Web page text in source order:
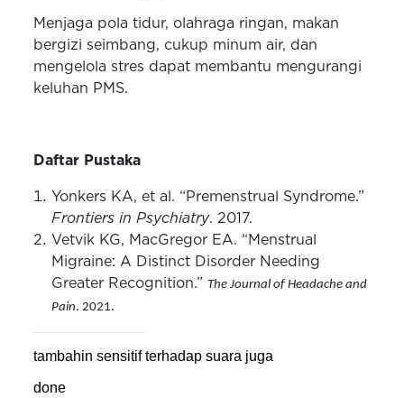
Menjaga pola tidur, olahraga ringan, makan
bergizi seimbang, cukup minum air, dan
mengelola stres dapat membantu mengurangi
keluhan PMS.
Daftar Pustaka
Yonkers KA, et al. “Premenstrual Syndrome.”
Frontiers in Psychiatry. 2017.
Vetvik KG, MacGregor EA. “Menstrual
Migraine: A Distinct Disorder Needing
Greater Recognition.”The Journal of Headache and
Pain. 2021.
tambahin sensitif terhadap suara juga
done